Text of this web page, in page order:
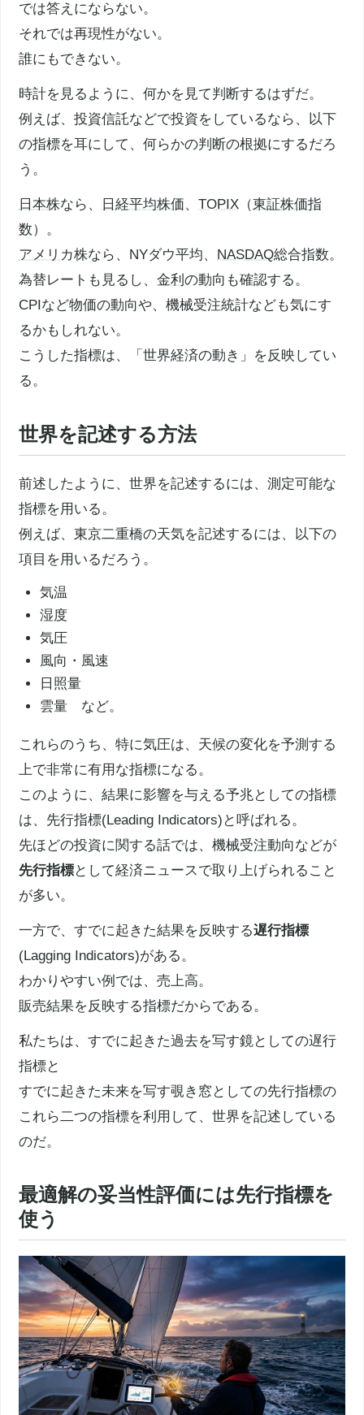
では答えにならない。
それでは再現性がない。
誰にもできない。
時計を見るように、何かを見て判断するはずだ。
例えば、投資信託などで投資をしているなら、以下
の指標を耳にして、何らかの判断の根拠にするだろ
う。
日本株なら、 日経平均株価、TOPIX （東証株価指
数）。
アメリ カ株なら、NYダウ平均、 NASDAQ総合指数。
為替レートも見るし、金利の動向も確認する。
CPIなど物価の動向や、機械受注統計なども気にす
るかもしれない。
こうした指標は、「世界経済の動き」を反映してい
る。
世界を記述する方法
前述したように、世界を記述するには、測定可能な
指標を用いる。
例えば、東京二重橋の天気を記述するには、以下の
項目を用いるだろう。
気温
湿度
気圧
風向・風速
日照量
雲量 など。
これらのうち、特に気圧は、天候の変化を予測する
上で非常に有用な指標になる。
このように、結果に影響を与える予兆としての指標
は、先行指標(Leading Indicators)と呼ばれる。
先ほどの投資に関する話では、機械受注動向などが
先行指標として経済ニュースで取り上げられること
が多い。
一方で、すでに起きた結果を反映する遅行指標
(Lagging Indicators)がある。
わかりやすい例では、売上高。
販売結果を反映する指標だからである。
私たちは、すでに起きた過去を写す鏡としての遅行
指標と
すでに起きた未来を写す覗き窓としての先行指標の
これら二つの指標を利用して、世界を記述している
のだ。
最適解の妥当性評価には先行指標を
使う